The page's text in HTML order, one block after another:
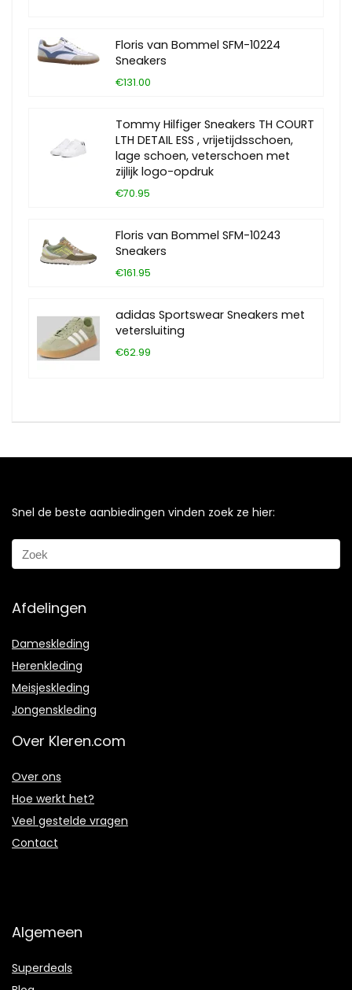
Floris van Bommel SFM-10224
Sneakers
€131.00
Tommy Hilfiger Sneakers TH COURT
LTH DETAIL ESS , vrijetijdsschoen,
lage schoen, veterschoen met
zijlijk logo-opdruk
€70.95
Floris van Bommel SFM-10243
Sneakers
€161.95
adidas Sportswear Sneakers met
vetersluiting
€62.99
Snel de beste aanbiedingen vinden zoek ze hier:
Afdelingen
Dameskleding
Herenkleding
Meisjeskleding
Jongenskleding
Over Kleren.com
Over ons
Hoe werkt het?
Veel gestelde vragen
Contact
Algemeen
Superdeals